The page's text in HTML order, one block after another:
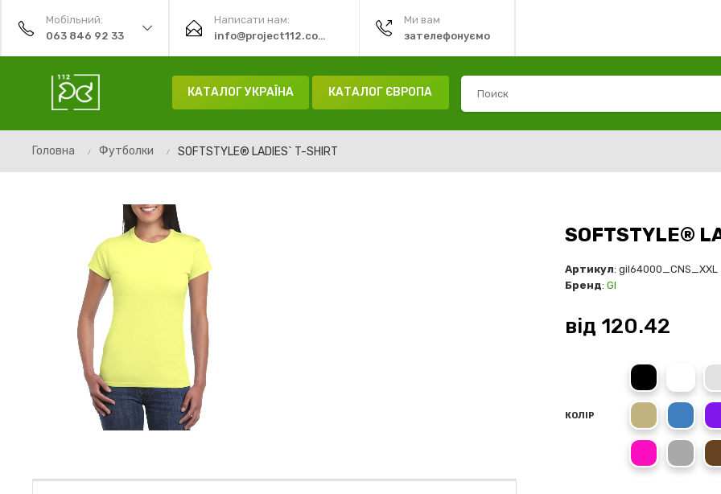
Мобільний:
063 846 92 33
Написати нам:
info@project112.com.ua
Ми вам
зателефонуємо
КАТАЛОГ УКРАЇНА КАТАЛОГ ЄВРОПА
Головна Футболки SOFTSTYLE® LADIES` T-SHIRT
SOFTSTYLE®
Артикул: gil64000_CNS_XXL
Бренд: GI
від 120.42
КОЛІР
Black White
Sand Royal
HeliconiaDark